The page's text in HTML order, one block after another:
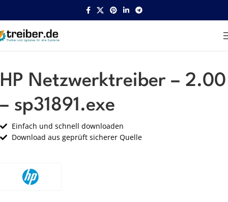
Startseite HP Netzwerk
HP Netzwerktreiber – 2.00
– sp31891.exe
Einfach und schnell downloaden
Download aus geprüft sicherer Quelle